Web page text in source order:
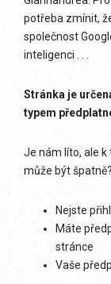
potřeba zmínit,
společnost
inteligenci . . .
Stránka je
typem
Je nám líto, ale
může být špatně?
Nejste
Máte
stránce
Vaše